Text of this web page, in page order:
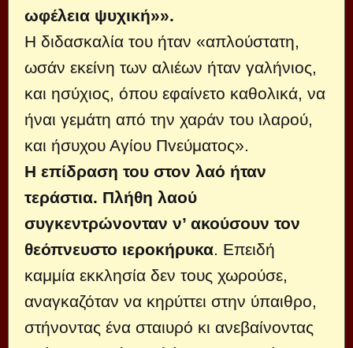
ωφέλεια ψυχική»».
Η διδασκαλία του ήταν «απλούστατη,
ωσάν εκείνη των αλιέων ήταν γαλήνιος,
και ησύχιος, όπου εφαίνετο καθολικά, να
ήναι γεμάτη από την χαράν του ιλαρού,
και ήσυχου Αγίου Πvεύματoς».
Η επίδραση του στον λαό ήταν
τεράστια. Πλήθη λαού
συγκεντρώνονταν ν’ ακούσουν τον
θεόπνευστο ιεροκήρυκα. Επειδή
καμμία εκκλησία δεν τους χωρούσε,
αναγκαζόταν να κηρύττει στην ύπαιθρο,
στήνοντας ένα σταιυρό κι ανεβαίνοντας